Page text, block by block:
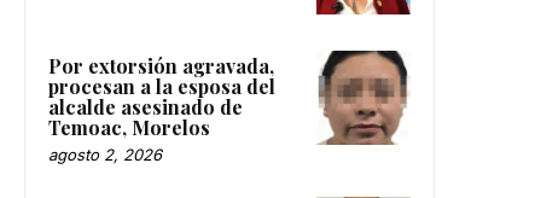
Por extorsión agravada,
procesan a la esposa del
alcalde asesinado de
Temoac, Morelos
agosto 2, 2026